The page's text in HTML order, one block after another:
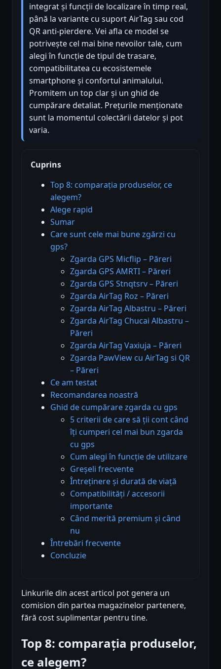
integrat și funcții de localizare în timp real,
până la variante cu suport AirTag sau cod
QR anti-pierdere. Vei afla ce model se
potrivește cel mai bine nevoilor tale, cum
alegi în funcție de tipul de trasare,
compatibilitatea cu ecosistemele
smartphone și confortul animalului.
Promitem un top clar și un ghid de
cumpărare detaliat. Prețurile menționate
sunt la momentul colectării datelor și pot
varia.
Cuprins
Top 8: comparația produselor, ce
alegem?
Alege rapid
Sumar
Care sunt cele mai bune zgărzi cu
gps?
Zgarda GPS Micflip – Păreri
Zgarda GPS AMRTI – Păreri
Zgarda GPS Stnqtsrv – Păreri
Zgarda AirTag Roz – Păreri
Zgarda AirTag Albastru – Păreri
Zgarda AirTag Chucai Albastru –
Păreri
Zgarda AirTag Vaxiuja – Păreri
Zgarda PawView cu AirTag si QR
– Păreri
Ce am testat
Recomandarea noastră
Ghid de cumpărare zgarda cu gps
5 criterii de care să ții cont când
îți cumperi cel mai bun zgarda
cu gps
Cum alegi în funcție de utilizare
Greșeli frecvente
Întreținere și durată de viață
Compatibilități / accesorii
importante
Când merită premium și când
nu
Întrebări frecvente
Concluzie
Linkurile din acest articol pot genera un
comision din partea magazinelor partenere,
fără cost suplimentar pentru tine.
Top 8: comparația produselor,
ce alegem?